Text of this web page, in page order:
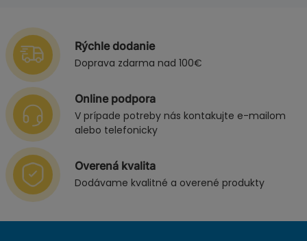
Rýchle dodanie
Doprava zdarma nad 100€
Online podpora
V prípade potreby nás kontakujte e-mailom
alebo telefonicky
Overená kvalita
Dodávame kvalitné a overené produkty